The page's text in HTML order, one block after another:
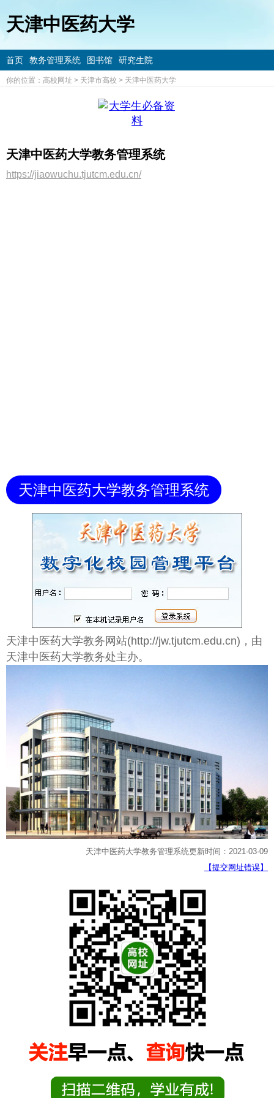
天津中医药大学
首页 教务管理系统 图书馆 研究生院
你的位置： 高校网址 > 天津市高校 > 天津中医药大学
天津中医药大学教务管理系统
https://jiaowuchu.tjutcm.edu.cn/
天津中医药大学教务管理系统
天津中医药大学教务网站(http://jw.tjutcm.edu.cn)，由
天津中医药大学教务处主办。
天津中医药大学教务管理系统更新时间：2021-03-09
【提交网址错误】